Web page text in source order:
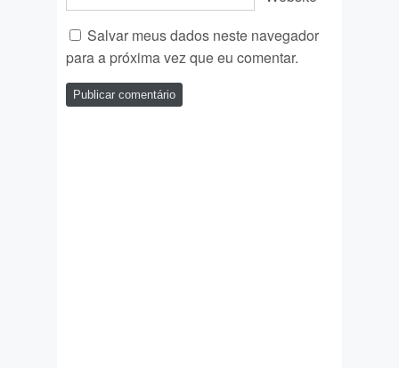
Salvar meus dados neste navegador
para a próxima vez que eu comentar.